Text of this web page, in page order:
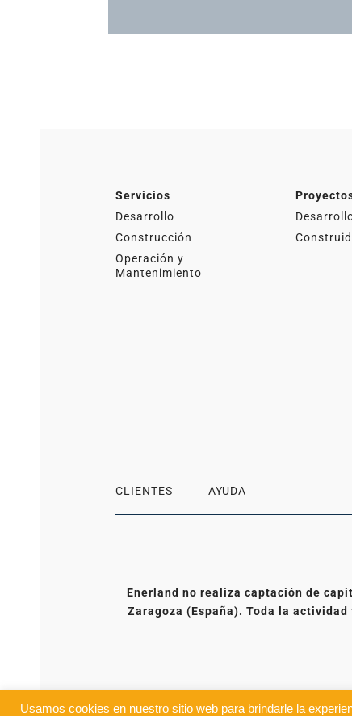
Servicios
Desarrollo
Construcción
Operación y
Mantenimiento
CLIENTES AYUDA
Enerland no realiza captación de
Zaragoza (España). Toda la
Usamos cookies en nuestro sitio web para brindarle la